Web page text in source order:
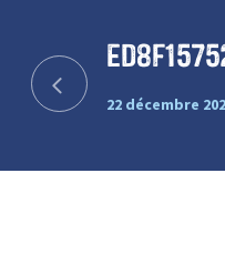
22 décembre